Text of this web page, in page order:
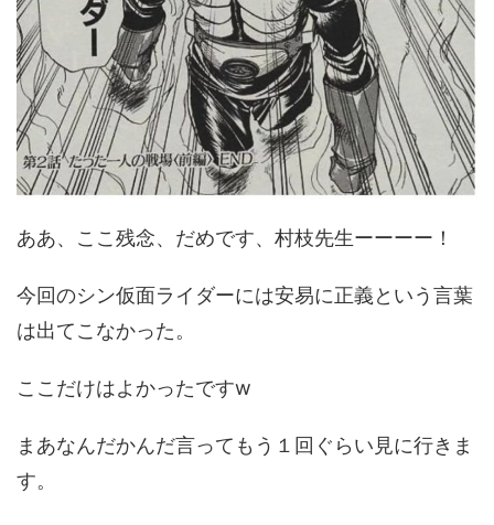
ああ、ここ残念、だめです、村枝先生ーーーー！
今回のシン仮面ライダーには安易に正義という言葉
は出てこなかった。
ここだけはよかったですw
まあなんだかんだ言ってもう１回ぐらい見に行きま
す。